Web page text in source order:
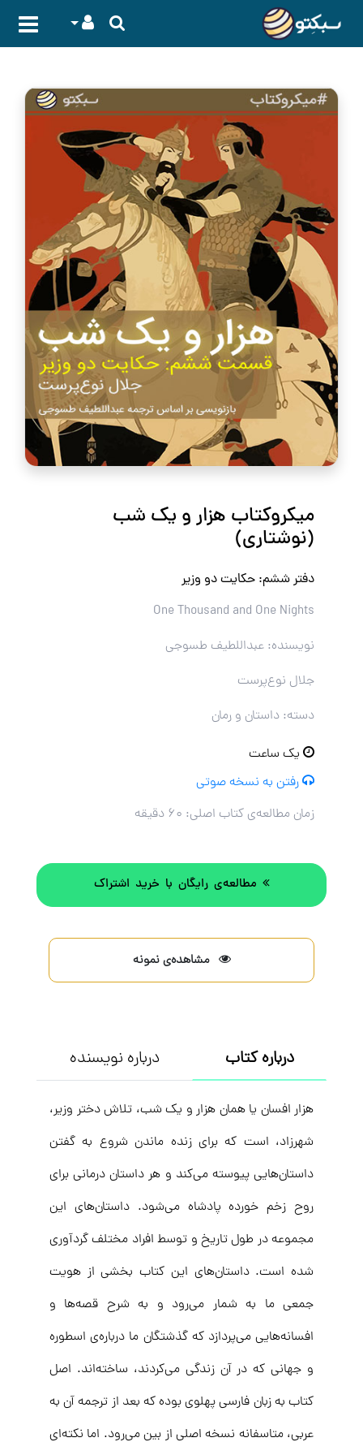
میکروکتاب هزار و یک شب
(نوشتاری)
دفتر ششم: حکایت دو وزیر
One Thousand and One Nights
نویسنده: عبداللطیف طسوجی
جلال نوع‌پرست
دسته: داستان و رمان
یک ساعت
رفتن به نسخه صوتی
زمان مطالعه‌ی کتاب اصلی: ۶۰ دقیقه
مطالعه‌ی رایگان با خرید اشتراک
مشاهده‌ی نمونه
درباره کتاب درباره نویسنده
هزار افسان یا همان هزار و یک شب، تلاش دختر وزیر،
شهرزاد، است که برای زنده ماندن شروع به گفتن
داستان‌هایی پیوسته می‌کند و هر داستان درمانی برای
روح زخم خورده پادشاه می‌شود. داستان‌های این
مجموعه‌ در طول تاریخ و توسط افراد مختلف گردآوری
شده است. داستان‌های این کتاب بخشی از هویت
جمعی ما به شمار می‌رود و به شرح قصه‌ها و
افسانه‌هایی می‌پردازد که گذشتگان ما درباره‌ی اسطوره
و جهانی که در آن زندگی می‌کردند، ساخته‌اند. اصل
کتاب به زبان فارسی پهلوی بوده که بعد از ترجمه آن به
عربی، متاسفانه نسخه اصلی از بین می‌رود. اما نکته‌ای